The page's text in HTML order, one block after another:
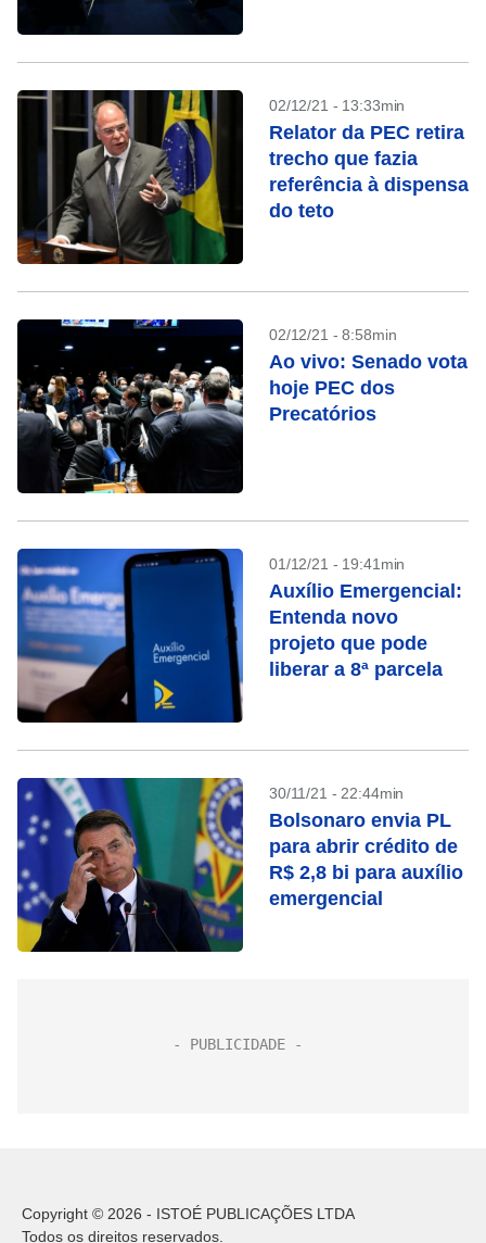
02/12/21 - 13:33min
Relator da PEC retira
trecho que fazia
referência à dispensa
do teto
02/12/21 - 8:58min
Ao vivo: Senado vota
hoje PEC dos
Precatórios
01/12/21 - 19:41min
Auxílio Emergencial:
Entenda novo
projeto que pode
liberar a 8ª parcela
30/11/21 - 22:44min
Bolsonaro envia PL
para abrir crédito de
R$ 2,8 bi para auxílio
emergencial
Copyright © 2026 - ISTOÉ PUBLICAÇÕES LTDA
Todos os direitos reservados.